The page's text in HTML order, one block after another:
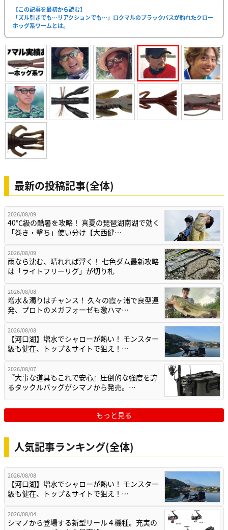
【この記事を最初から読む】
「ズル引きでも…リアクションでも…」ロクマルのブラックバスが釣れたクロー
ホッグ系ワームとは。
最新の投稿記事(全体)
2026/08/09
40℃級の酷暑を攻略！ 真夏の琵琶湖南湖で効く
「巻き・撃ち」使い分け【大西健…
2026/08/09
雨なら沈む、晴れれば浮く！ 七色ダム最新攻略
は「ライトフリーリグ」が切り札
2026/08/08
増水＆濁りはチャンス！ 久々の霞ヶ浦で良型連
発、プロトのメガフォーゼも激ハマ…
2026/08/08
【河口湖】増水でシャローが熱い！ モンスター
級も健在、トップ＆サイトで狙え！…
2026/08/07
『大事な道具もこれで安心』圧倒的な強度を誇
るタックルバッグがシマノから発売。…
もっと見る
人気記事ランキング(全体)
2026/08/08
【河口湖】増水でシャローが熱い！ モンスター
級も健在、トップ＆サイトで狙え！…
2026/08/04
シマノから登場する新型リール４機種。充実の